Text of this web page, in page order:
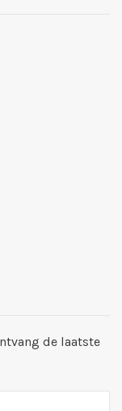
de laatste